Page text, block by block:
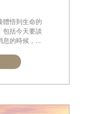
體悟到生命的
包括今天要談
的時候，我
，但我的肺
：肺腺癌第